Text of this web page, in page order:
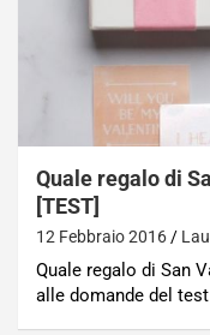
Quale regalo di
[TEST]
12 Febbraio 2016
Quale regalo di San
alle domande del